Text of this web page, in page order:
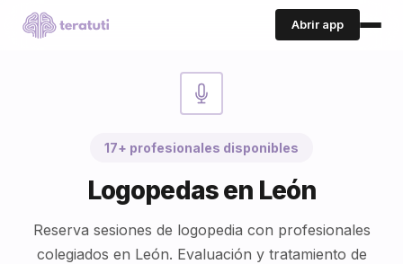
Abrir app
17+ profesionales disponibles
Logopedas en León
Reserva sesiones de logopedia con profesionales
colegiados en León. Evaluación y tratamiento de